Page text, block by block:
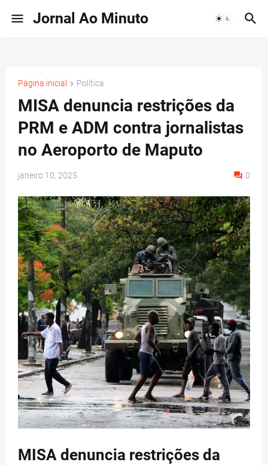
Jornal Ao Minuto
Página inicial Política
MISA denuncia restrições da
PRM e ADM contra jornalistas
no Aeroporto de Maputo
janeiro 10, 2025 0
MISA denuncia restrições da